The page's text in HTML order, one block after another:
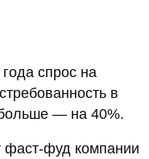
спрос на
в
— на 40%.
фаст-фуд компании